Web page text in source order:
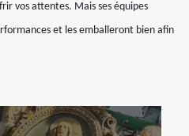
vos attentes. Mais ses équipes
et les emballeront bien afin